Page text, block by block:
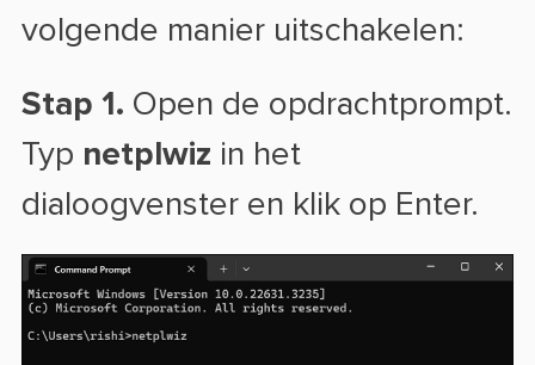
volgende manier uitschakelen:
Stap 1. Open de opdrachtprompt.
Typ netplwiz in het
dialoogvenster en klik op Enter.